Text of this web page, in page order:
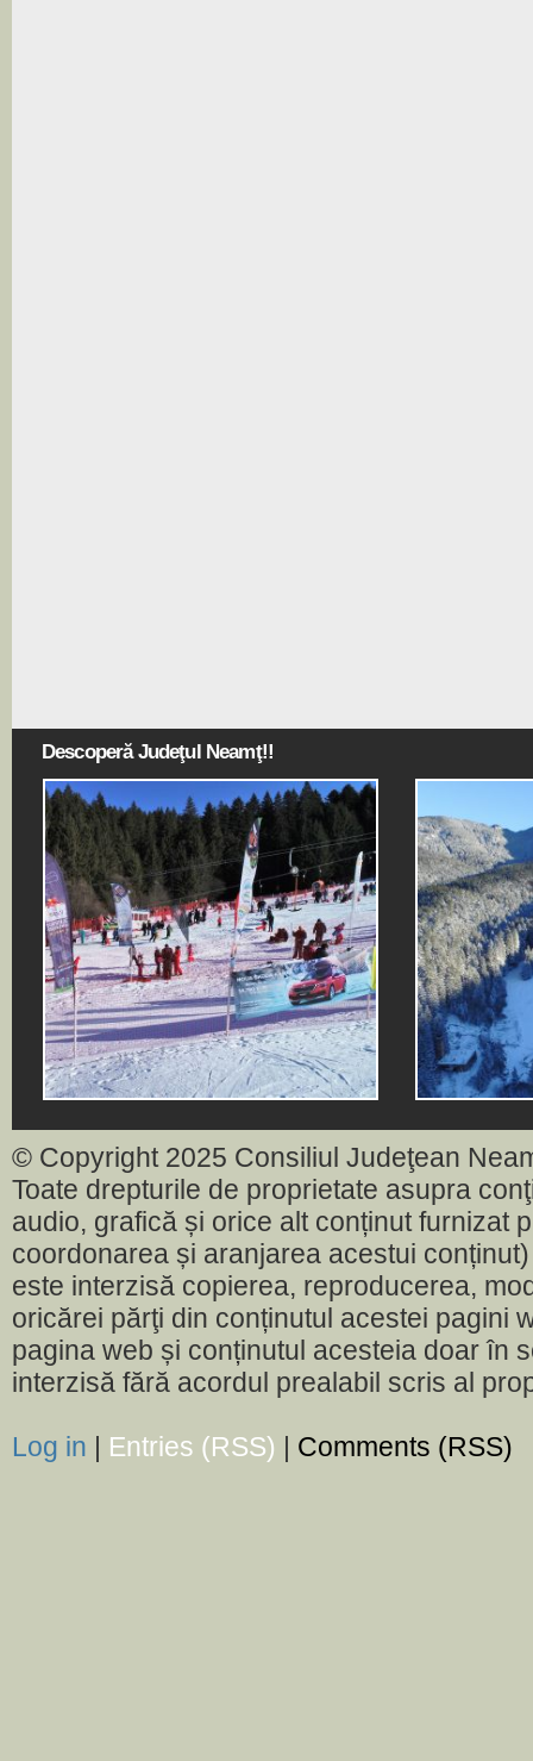
Descoperă Judeţul Neamţ!!
© Copyright 2025 Consiliul Judeţean
Toate drepturile de proprietate asupra
audio, grafică și orice alt conținut furnizat
coordonarea și aranjarea acestui
este interzisă copierea, reproducerea,
oricărei părţi din conținutul acestei pagini
pagina web și conținutul acesteia doar în
interzisă fără acordul prealabil scris al
Log in | Entries (RSS) | Comments (RSS)